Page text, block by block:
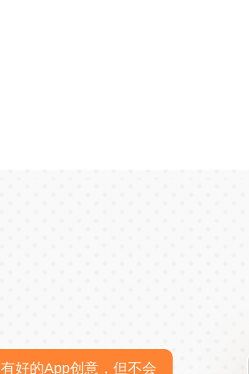
有好的App创意，但不会